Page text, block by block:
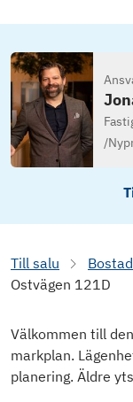
/
Till salu
Ostvägen 121D
Välkommen till
markplan.
planering. Äldre